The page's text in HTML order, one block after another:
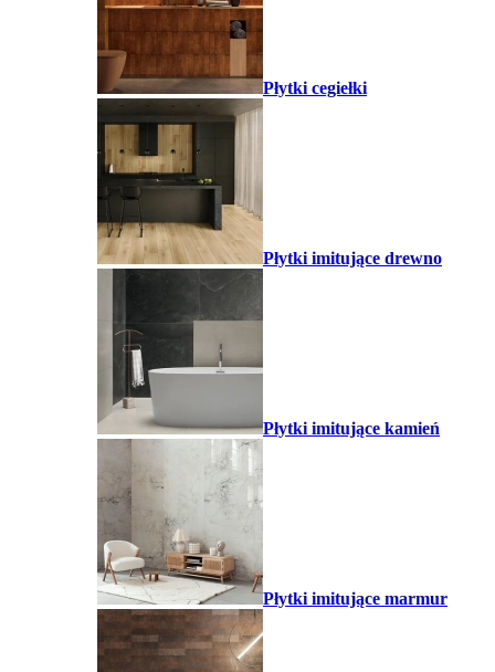
Płytki cegiełki
Płytki imitujące drewno
Płytki imitujące kamień
Płytki imitujące marmur